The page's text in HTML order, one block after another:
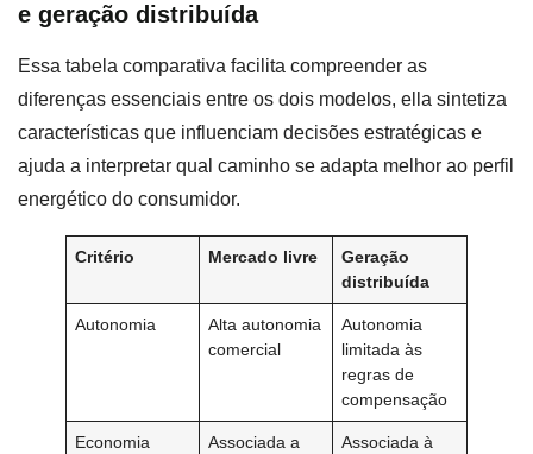
e geração distribuída
Essa tabela comparativa facilita compreender as
diferenças essenciais entre os dois modelos, ella sintetiza
características que influenciam decisões estratégicas e
ajuda a interpretar qual caminho se adapta melhor ao perfil
energético do consumidor.
Critério Mercado livre
Geração
distribuída
Autonomia
Alta autonomia
comercial
Autonomia
limitada às
regras de
compensação
Economia
Associada a
Associada à